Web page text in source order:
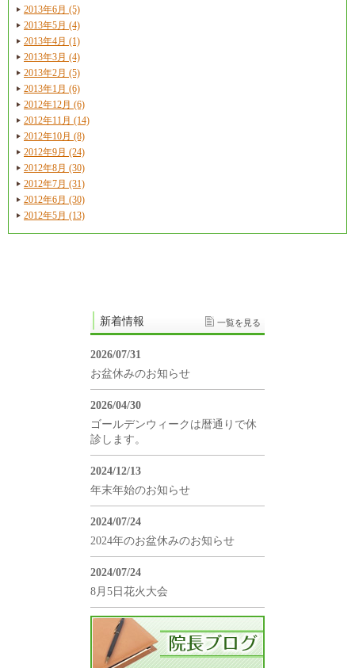
2013年6月 (5)
2013年5月 (4)
2013年4月 (1)
2013年3月 (4)
2013年2月 (5)
2013年1月 (6)
2012年12月 (6)
2012年11月 (14)
2012年10月 (8)
2012年9月 (24)
2012年8月 (30)
2012年7月 (31)
2012年6月 (30)
2012年5月 (13)
新着情報 一覧を見る
2026/07/31
お盆休みのお知らせ
2026/04/30
ゴールデンウィークは暦通りで休
診します。
2024/12/13
年末年始のお知らせ
2024/07/24
2024年のお盆休みのお知らせ
2024/07/24
8月5日花火大会